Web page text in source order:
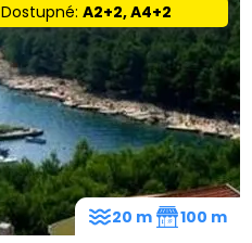
Dostupné:A2+2, A4+2
20 m 100 m